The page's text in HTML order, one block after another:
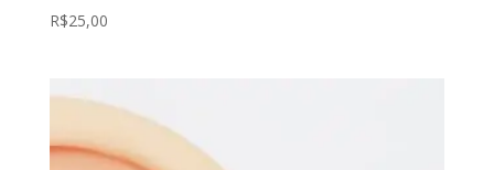
R$25,00